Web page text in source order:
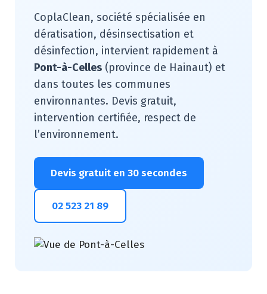
CoplaClean, société spécialisée en
dératisation, désinsectisation et
désinfection, intervient rapidement à
Pont-à-Celles (province de Hainaut) et
dans toutes les communes
environnantes. Devis gratuit,
intervention certifiée, respect de
l’environnement.
Devis gratuit en 30 secondes
02 523 21 89